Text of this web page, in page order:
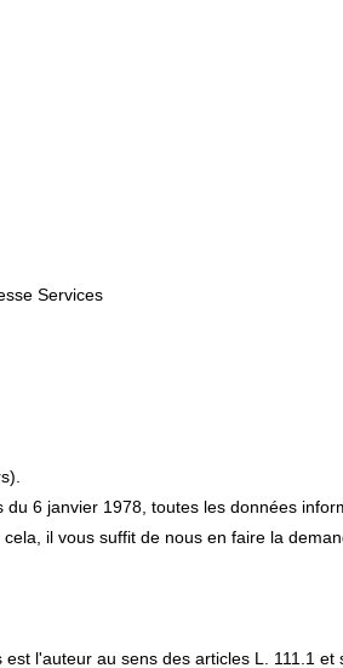
Services
6 janvier 1978, toutes les données
il vous suffit de nous en faire la
l'auteur au sens des articles L. 111.1